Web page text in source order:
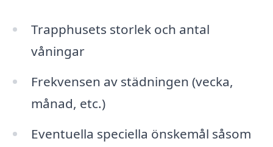
Trapphusets storlek och antal
våningar
Frekvensen av städningen (vecka,
månad, etc.)
Eventuella speciella önskemål såsom